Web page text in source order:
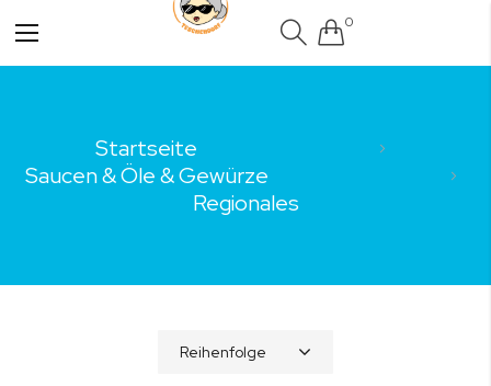
Navigation
umschalten
0
Startseite
Saucen & Öle & Gewürze
Regionales